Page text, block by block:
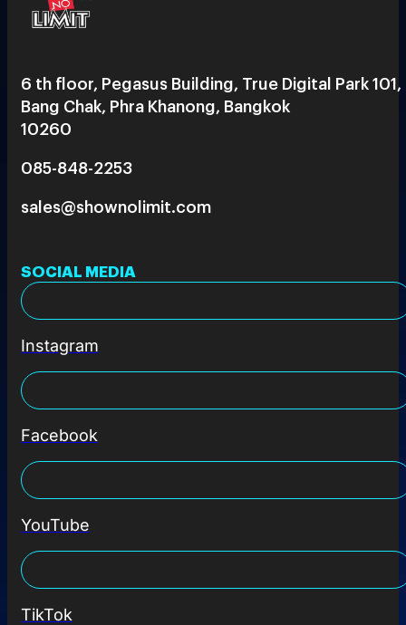
6 th floor, Pegasus Building, True Digital Park 101,
Bang Chak, Phra Khanong, Bangkok
10260
085-848-2253
sales@shownolimit.com
SOCIAL MEDIA
Instagram
Facebook
YouTube
TikTok